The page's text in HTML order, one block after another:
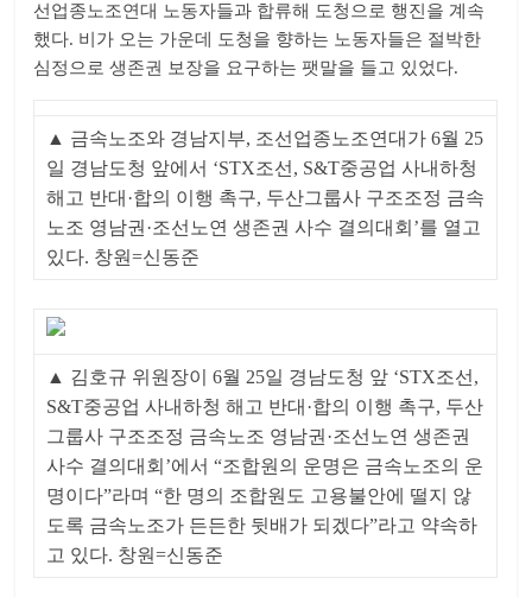
선업종노조연대 노동자들과 합류해 도청으로 행진을 계속
했다. 비가 오는 가운데 도청을 향하는 노동자들은 절박한
심정으로 생존권 보장을 요구하는 팻말을 들고 있었다.
▲ 금속노조와 경남지부, 조선업종노조연대가 6월 25
일 경남도청 앞에서 ‘STX조선, S&T중공업 사내하청
해고 반대·합의 이행 촉구, 두산그룹사 구조조정 금속
노조 영남권·조선노연 생존권 사수 결의대회’를 열고
있다. 창원=신동준
▲ 김호규 위원장이 6월 25일 경남도청 앞 ‘STX조선,
S&T중공업 사내하청 해고 반대·합의 이행 촉구, 두산
그룹사 구조조정 금속노조 영남권·조선노연 생존권
사수 결의대회’에서 “조합원의 운명은 금속노조의 운
명이다”라며 “한 명의 조합원도 고용불안에 떨지 않
도록 금속노조가 든든한 뒷배가 되겠다”라고 약속하
고 있다. 창원=신동준